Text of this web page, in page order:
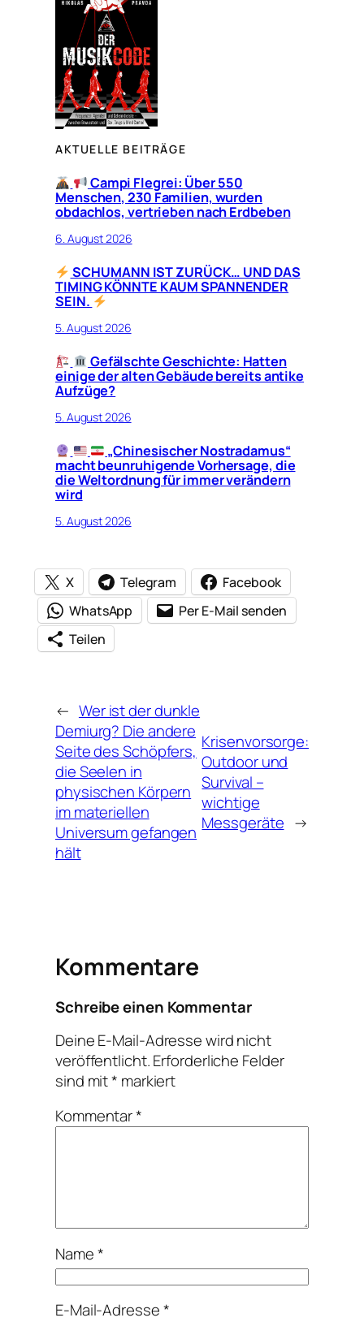
AKTUELLE BEITRÄGE
Campi Flegrei: Über 550
Menschen, 230 Familien, wurden
obdachlos, vertrieben nach Erdbeben
6. August 2026
SCHUMANN IST ZURÜCK… UND DAS
TIMING KÖNNTE KAUM SPANNENDER
SEIN.
5. August 2026
Gefälschte Geschichte: Hatten
einige der alten Gebäude bereits antike
Aufzüge?
5. August 2026
„Chinesischer Nostradamus“
macht beunruhigende Vorhersage, die
die Weltordnung für immer verändern
wird
5. August 2026
X Telegram
Facebook
WhatsApp
Per E-Mail senden
Teilen
← Wer ist der dunkle
Demiurg? Die andere
Seite des Schöpfers,
die Seelen in
physischen Körpern
im materiellen
Universum gefangen
hält
Krisenvorsorge:
Outdoor und
Survival –
wichtige
Messgeräte →
Kommentare
Schreibe einen Kommentar
Deine E-Mail-Adresse wird nicht
veröffentlicht.Erforderliche Felder
sind mit* markiert
Kommentar*
Name*
E-Mail-Adresse*